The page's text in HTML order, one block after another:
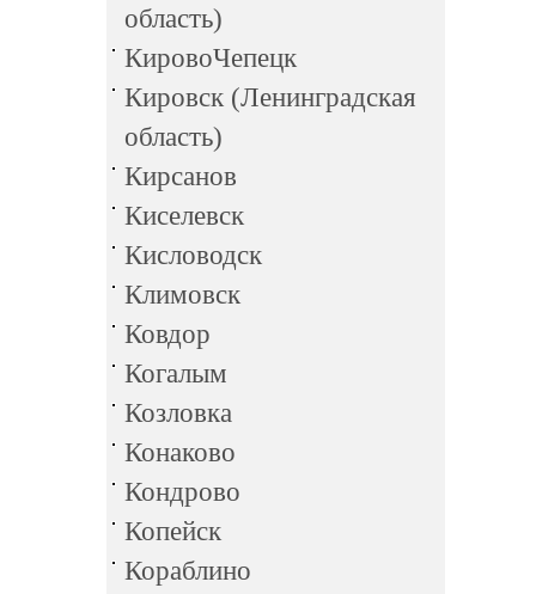
область)
КировоЧепецк
Кировск (Ленинградская
область)
Кирсанов
Киселевск
Кисловодск
Климовск
Ковдор
Когалым
Козловка
Конаково
Кондрово
Копейск
Кораблино